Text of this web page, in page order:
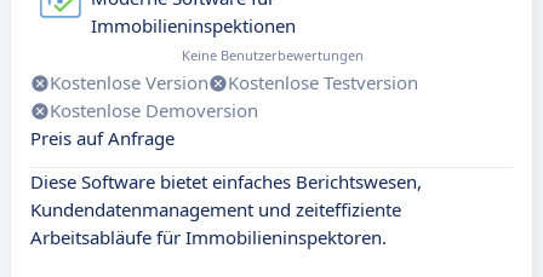
Immobilieninspektionen
Keine Benutzerbewertungen
Kostenlose Version
Kostenlose Testversion
Kostenlose Demoversion
Preis auf Anfrage
Diese Software bietet einfaches Berichtswesen,
Kundendatenmanagement und zeiteffiziente
Arbeitsabläufe für Immobilieninspektoren.